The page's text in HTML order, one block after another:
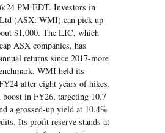
PM EDT. Investors in
(ASX: WMI) can pick up
$1,000. The LIC, which
ASX companies, has
returns since 2017-more
WMI held its
after eight years of hikes.
in FY26, targeting 10.7
a grossed-up yield at 10.4%
Its profit reserve stands at